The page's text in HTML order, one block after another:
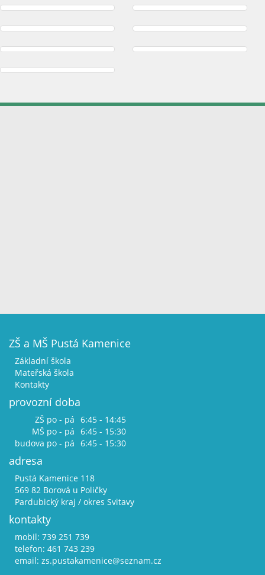
ZŠ a MŠ Pustá Kamenice
Základní škola
Mateřská škola
Kontakty
provozní doba
ZŠ po - pá 6:45 - 14:45
MŠ po - pá 6:45 - 15:30
budova po - pá 6:45 - 15:30
adresa
Pustá Kamenice 118
569 82 Borová u Poličky
Pardubický kraj / okres Svitavy
kontakty
mobil: 739 251 739
telefon: 461 743 239
email: zs.pustakamenice@seznam.cz